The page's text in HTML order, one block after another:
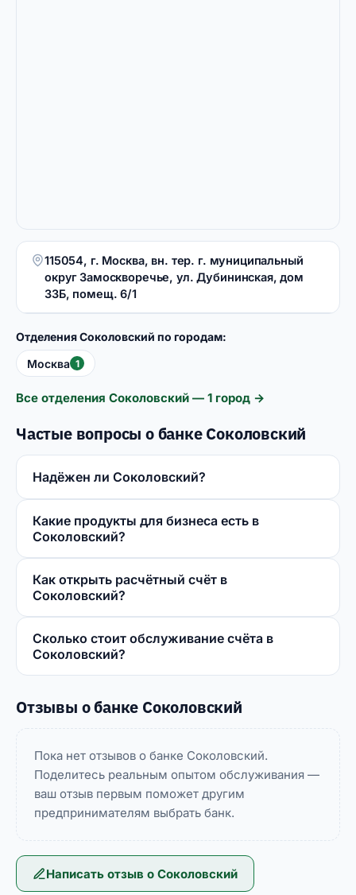
115054, г. Москва, вн. тер. г. муниципальный
округ Замоскворечье, ул. Дубининская, дом
33Б, помещ. 6/1
Отделения Соколовский по городам:
Москва 1
Все отделения Соколовский — 1 город →
Частые вопросы о банке Соколовский
Надёжен ли Соколовский?
Какие продукты для бизнеса есть в
Соколовский?
Как открыть расчётный счёт в
Соколовский?
Сколько стоит обслуживание счёта в
Соколовский?
Отзывы о банке Соколовский
Пока нет отзывов о банке Соколовский.
Поделитесь реальным опытом обслуживания —
ваш отзыв первым поможет другим
предпринимателям выбрать банк.
Написать отзыв о Соколовский